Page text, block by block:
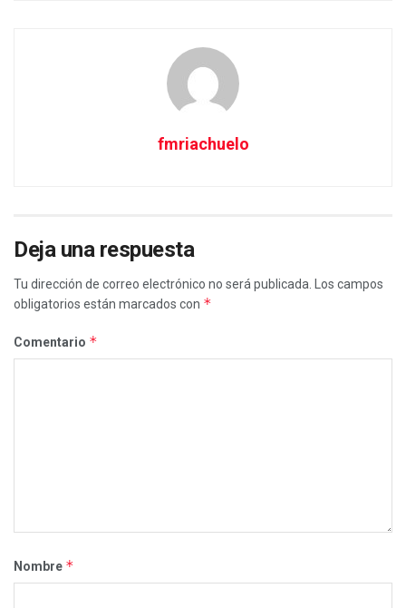
fmriachuelo
Deja una respuesta
Tu dirección de correo electrónico no será publicada.
Los campos
obligatorios están marcados con *
Comentario *
Nombre *